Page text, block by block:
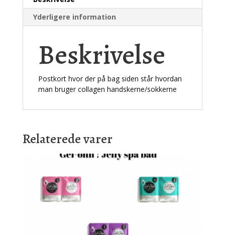
Yderligere information
Beskrivelse
Postkort hvor der på bag siden står hvordan
man bruger collagen handskerne/sokkerne
Relaterede varer